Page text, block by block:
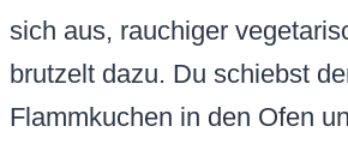
sich aus, rauchiger
brutzelt dazu. Du schiebst
Flammkuchen in den Ofen